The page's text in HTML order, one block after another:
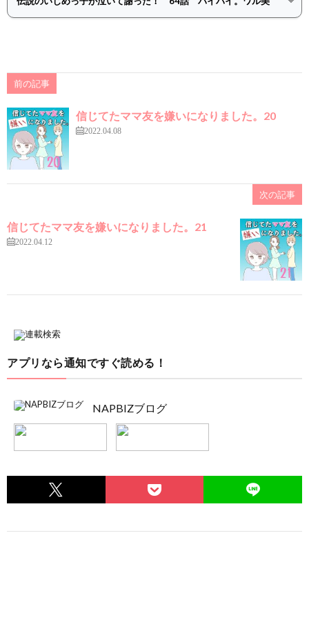
前の記事
信じてたママ友を嫌いになりました。20
2022.04.08
次の記事
信じてたママ友を嫌いになりました。21
2022.04.12
アプリなら通知ですぐ読める！
NAPBIZブログ